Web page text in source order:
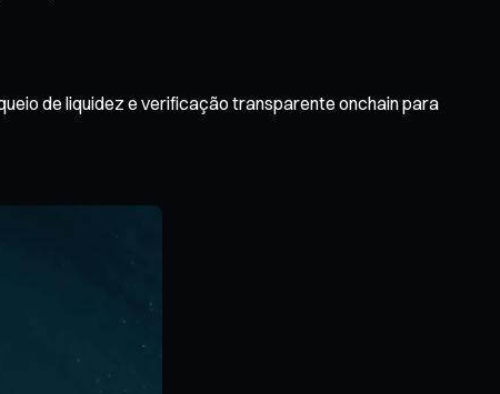
de liquidez e verificação transparente onchain para